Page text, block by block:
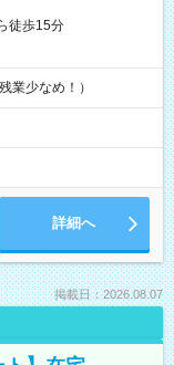
徒歩15分
業少なめ！）
詳細へ
掲載日：2026.08.07